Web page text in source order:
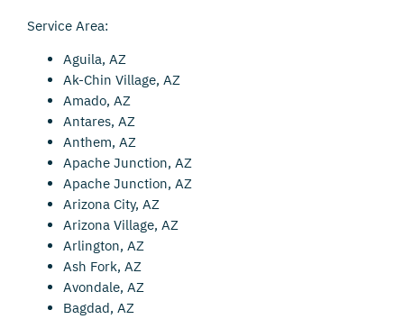
Service Area:
Aguila, AZ
Ak-Chin Village, AZ
Amado, AZ
Antares, AZ
Anthem, AZ
Apache Junction, AZ
Apache Junction, AZ
Arizona City, AZ
Arizona Village, AZ
Arlington, AZ
Ash Fork, AZ
Avondale, AZ
Bagdad, AZ